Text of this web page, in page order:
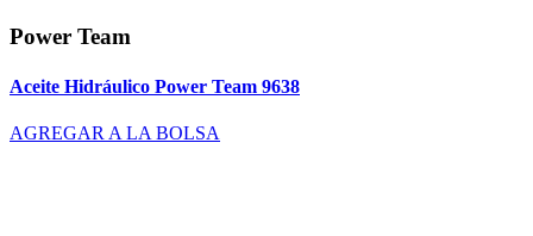
Power Team
Aceite Hidráulico Power Team 9638
AGREGAR A LA BOLSA